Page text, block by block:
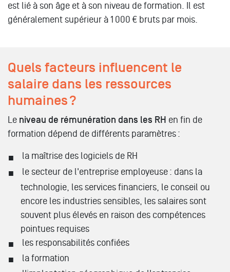
est lié à son âge et à son niveau de formation. Il est
généralement supérieur à 1 000 € bruts par mois.
Quels facteurs influencent le
salaire dans les ressources
humaines ?
Le niveau de rémunération dans les RH en fin de
formation dépend de différents paramètres :
la maîtrise des logiciels de RH
le secteur de l'entreprise employeuse : dans la
technologie, les services financiers, le conseil ou
encore les industries sensibles, les salaires sont
souvent plus élevés en raison des compétences
pointues requises
les responsabilités confiées
la formation